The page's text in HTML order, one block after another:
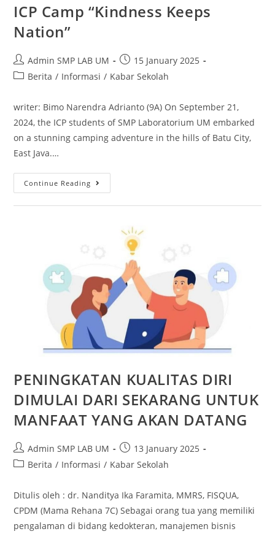
ICP Camp “Kindness Keeps
Nation”
Admin SMP LAB UM
15 January 2025
Berita / Informasi / Kabar Sekolah
writer: Bimo Narendra Adrianto (9A) On September 21,
2024, the ICP students of SMP Laboratorium UM embarked
on a stunning camping adventure in the hills of Batu City,
East Java.…
Continue Reading
PENINGKATAN KUALITAS DIRI
DIMULAI DARI SEKARANG UNTUK
MANFAAT YANG AKAN DATANG
Admin SMP LAB UM
13 January 2025
Berita / Informasi / Kabar Sekolah
Ditulis oleh : dr. Nanditya Ika Faramita, MMRS, FISQUA,
CPDM (Mama Rehana 7C) Sebagai orang tua yang memiliki
pengalaman di bidang kedokteran, manajemen bisnis